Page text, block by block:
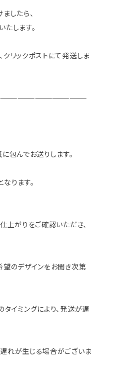
したら、
します。
リックポストにて発送しま
包んでお送りします。
ります。
上がりをご確認いただき、
のデザインをお聞き次第
イミングにより、発送が遅
れが生じる場合がございま